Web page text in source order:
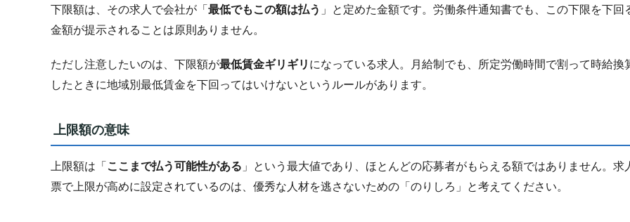
下限額は、その求人で会社が「最低でもこの額は払う 」と定めた金額です。労働条件通知書でも、この下限を下回
金額が提示されることは原則ありません。
ただし注意したいのは、下限額が最低賃金ギリギリになっている求人。月給制でも、所定労働時間で割って時給換
したときに地域別最低賃金を下回ってはいけないというルールがあります。
上限額の意味
上限額は「ここまで払う可能性がある 」という最大値であり、ほとんどの応募者がもらえる額ではありません。求
票で上限が高めに設定されているのは、優秀な人材を逃さないための「のりしろ」と考えてください。